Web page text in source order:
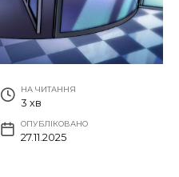
НА ЧИТАННЯ
3 хв
ОПУБЛІКОВАНО
27.11.2025